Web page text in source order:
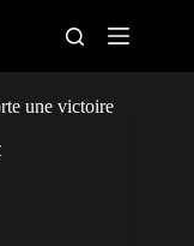
une victoire